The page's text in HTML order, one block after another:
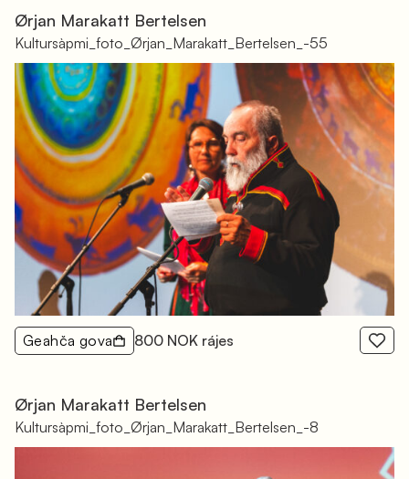
Ørjan Marakatt Bertelsen
Kultursàpmi_foto_Ørjan_Marakatt_Bertelsen_-55
Geahča gova 800 NOK rájes
Ørjan Marakatt Bertelsen
Kultursàpmi_foto_Ørjan_Marakatt_Bertelsen_-8